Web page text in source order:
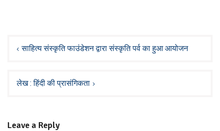
navigation
साहित्य संस्कृति फाउंडेशन द्वारा संस्कृति पर्व का हुआ आयोजन
लेख : हिंदी की प्रासंगिकता
Leave a Reply